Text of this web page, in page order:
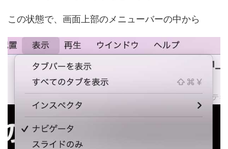
この状態で、画面上部のメニューバーの中から